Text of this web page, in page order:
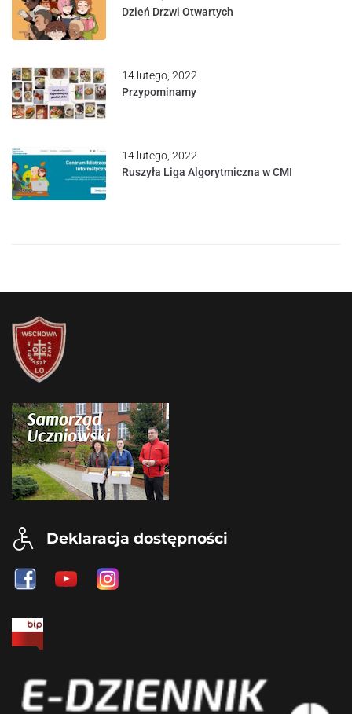
Dzień Drzwi Otwartych
14 lutego, 2022
Przypominamy
14 lutego, 2022
Ruszyła Liga Algorytmiczna w CMI
Deklaracja dostępności